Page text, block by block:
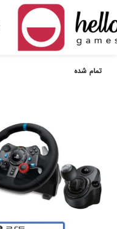
تمام شده